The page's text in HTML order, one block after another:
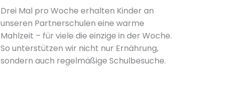
Drei Mal pro Woche erhalten Kinder an
unseren Partnerschulen eine warme
Mahlzeit – für viele die einzige in der Woche.
So unterstützen wir nicht nur Ernährung,
sondern auch regelmäßige Schulbesuche.